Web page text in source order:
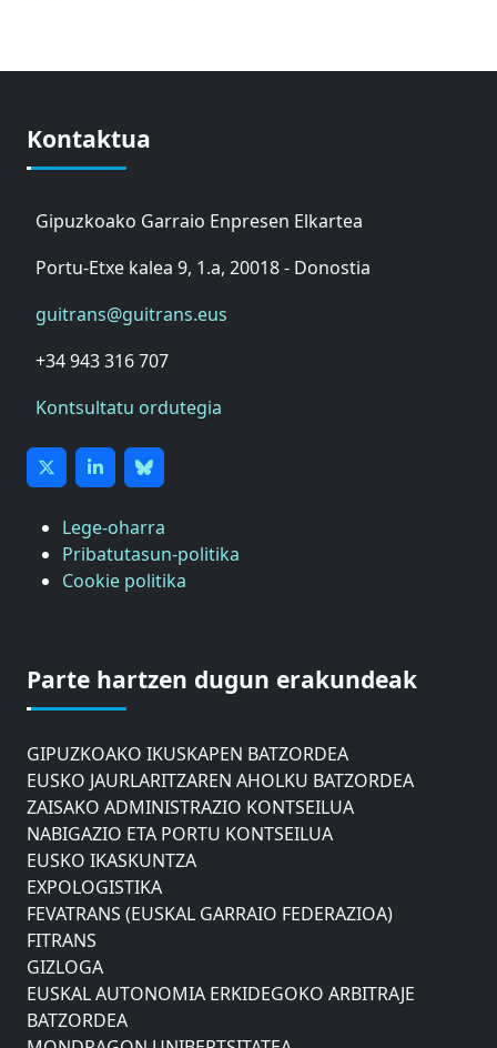
Kontaktua
Gipuzkoako Garraio Enpresen Elkartea
Portu-Etxe kalea 9, 1.a, 20018 - Donostia
guitrans@guitrans.eus
+34 943 316 707
Kontsultatu ordutegia
Lege-oharra
Pribatutasun-politika
Cookie politika
Parte hartzen dugun erakundeak
GIPUZKOAKO MERKATARITZA GANBERA
DONOSTIAKO UDALEKO MUGIKORTASUNERAKO
GIPUZKOAKO IKUSKAPEN BATZORDEA
EUSKO JAURLARITZAREN AHOLKU BATZORDEA
ZAISAKO ADMINISTRAZIO KONTSEILUA
NABIGAZIO ETA PORTU KONTSEILUA
EUSKO IKASKUNTZA
EXPOLOGISTIKA
FEVATRANS (EUSKAL GARRAIO FEDERAZIOA)
FITRANS
GIZLOGA
EUSKAL AUTONOMIA ERKIDEGOKO ARBITRAJE
BATZORDEA
MONDRAGON UNIBERTSITATEA